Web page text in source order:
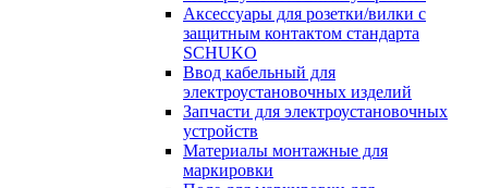
Аксессуары для розетки/вилки с
защитным контактом стандарта
SCHUKO
Ввод кабельный для
электроустановочных изделий
Запчасти для электроустановочных
устройств
Материалы монтажные для
маркировки